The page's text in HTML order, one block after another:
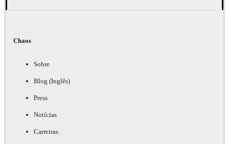
Chaos
Sobre
Blog (Inglês)
Press
Notícias
Carreiras